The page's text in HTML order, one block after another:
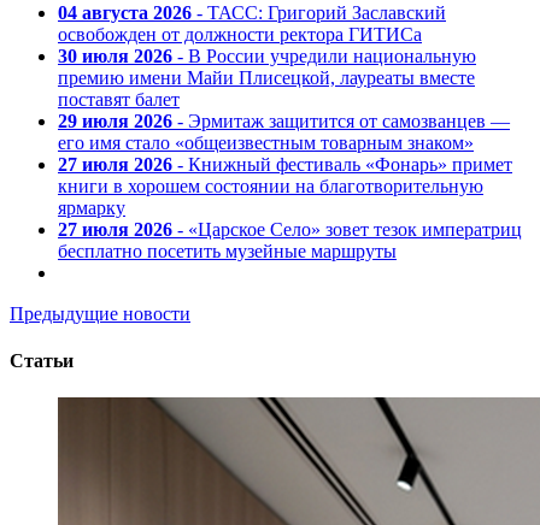
04 августа 2026 - ТАСС: Григорий Заславский
освобожден от должности ректора ГИТИСа
30 июля 2026 - В России учредили национальную
премию имени Майи Плисецкой, лауреаты вместе
поставят балет
29 июля 2026 - Эрмитаж защитится от самозванцев —
его имя стало «общеизвестным товарным знаком»
27 июля 2026 - Книжный фестиваль «Фонарь» примет
книги в хорошем состоянии на благотворительную
ярмарку
27 июля 2026 - «Царское Село» зовет тезок императриц
бесплатно посетить музейные маршруты
Предыдущие новости
Статьи